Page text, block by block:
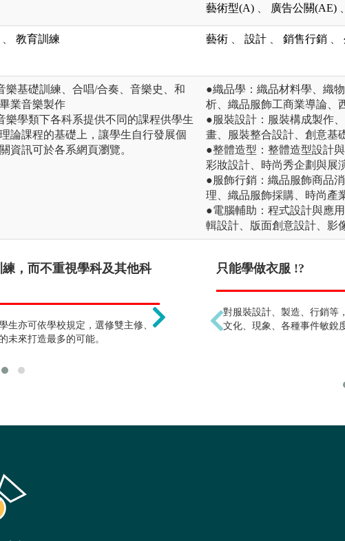
藝術型(A) 廣告公關(AE)
教育訓練 藝術 設計 銷售行銷
樂基礎訓練、合唱/合奏、音樂史、和
業音樂製作
樂學類下各科系提供不同的課程供學生
論課程的基礎上，讓學生自行發展個
資訊可於各系網頁瀏覽。
●織品學：織品材料學、織
析、織品服飾工商業導論、
●服裝設計：服裝構成製作
畫、服裝整合設計、創意基
●整體造型：整體造型設計
彩妝設計、時尚秀企劃與展
●服飾行銷：織品服飾商品
理、織品服飾採購、時尚產
●電腦輔助：程式設計與應
輯設計、版面創意設計、影
，而不重視學科及其他科
生亦可依學校規定，選修雙主修、
未來打造最多的可能。
畢業後只能當演奏家 !?
本學類生涯發展多元，除了可以當
業、流行音樂產業等。
只能學做衣服 !?
對服裝設計、製造、行銷等
文化、現象、各種事件敏銳